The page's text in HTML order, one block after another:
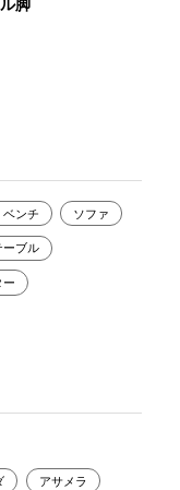
脚
ンチ ソファ
ーブル
ー
アサメラ